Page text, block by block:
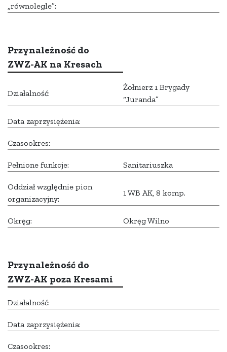
„równolegle”:
Przynależność do
ZWZ-AK na Kresach
Działalność:
Żołnierz 1 Brygady
“Juranda”
Data zaprzysiężenia:
Czasookres:
Pełnione funkcje: Sanitariuszka
Oddział względnie pion
organizacyjny:
1 WB AK, 8 komp.
Okręg: Okręg Wilno
Przynależność do
ZWZ-AK poza Kresami
Działalność:
Data zaprzysiężenia:
Czasookres: